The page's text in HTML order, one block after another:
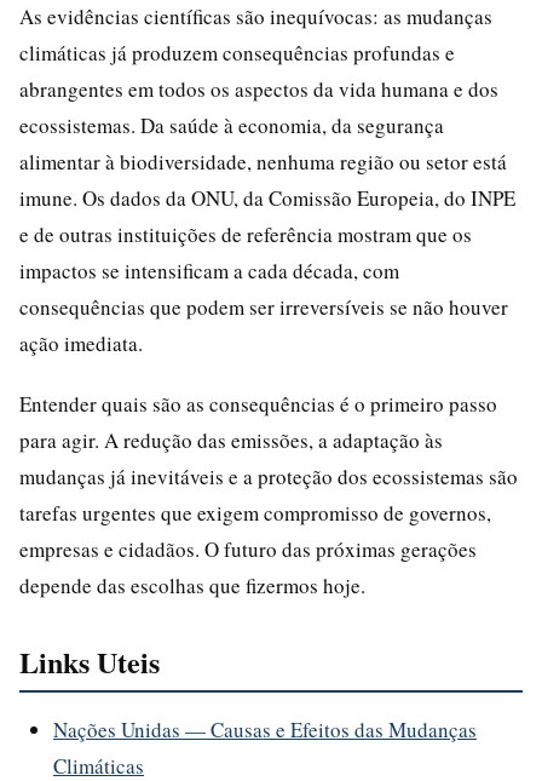
As evidências científicas são inequívocas: as mudanças
climáticas já produzem consequências profundas e
abrangentes em todos os aspectos da vida humana e dos
ecossistemas. Da saúde à economia, da segurança
alimentar à biodiversidade, nenhuma região ou setor está
imune. Os dados da ONU, da Comissão Europeia, do INPE
e de outras instituições de referência mostram que os
impactos se intensificam a cada década, com
consequências que podem ser irreversíveis se não houver
ação imediata.
Entender quais são as consequências é o primeiro passo
para agir. A redução das emissões, a adaptação às
mudanças já inevitáveis e a proteção dos ecossistemas são
tarefas urgentes que exigem compromisso de governos,
empresas e cidadãos. O futuro das próximas gerações
depende das escolhas que fizermos hoje.
Links Uteis
Nações Unidas — Causas e Efeitos das Mudanças
Climáticas